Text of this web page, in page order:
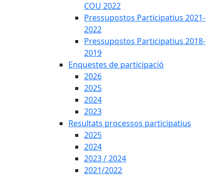
COU 2022
Pressupostos Participatius 2021-
2022
Pressupostos Participatius 2018-
2019
Enquestes de participació
2026
2025
2024
2023
Resultats processos participatius
2025
2024
2023 / 2024
2021/2022